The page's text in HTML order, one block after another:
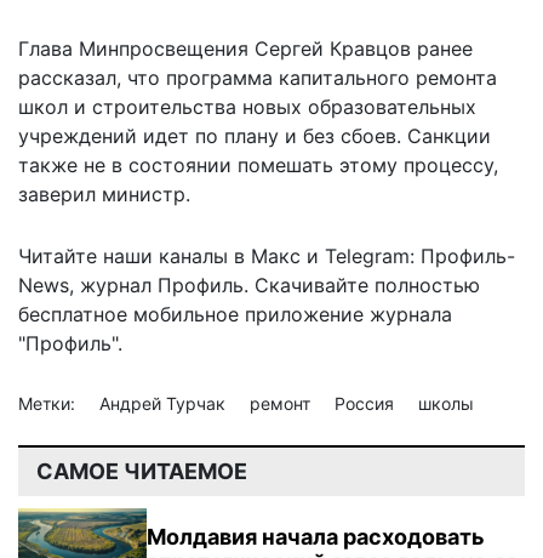
Глава Минпросвещения Сергей Кравцов ранее
рассказал, что программа капитального ремонта
школ и строительства новых образовательных
учреждений идет по плану и без сбоев. Санкции
также не в состоянии помешать этому процессу,
заверил министр.
Читайте наши каналы в Макс и Telegram: Профиль-
News, журнал Профиль. Скачивайте полностью
бесплатное мобильное приложение журнала
"Профиль".
Метки: Андрей Турчак ремонт Россия школы
САМОЕ ЧИТАЕМОЕ
Молдавия начала расходовать